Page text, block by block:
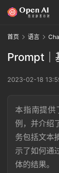
首页 语言
Prompt｜
2023-02-18
本指南提供
例，并介绍
务包括文本
示了如何通
体的结果。